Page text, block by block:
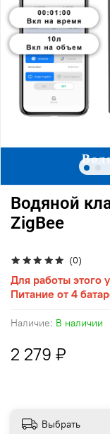
(0)
Наличие: В наличии
Водяной
ZigBee
2 279 ₽
Для работы этого
Питание от 4
Выбрать